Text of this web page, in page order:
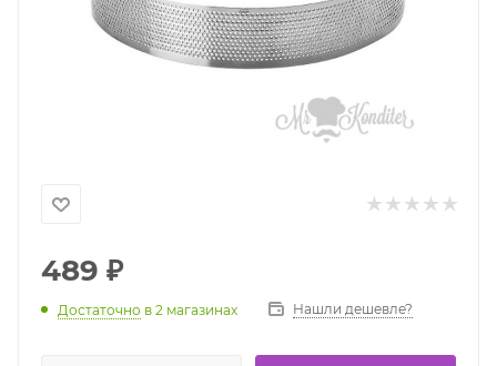
489 ₽
Достаточно в 2 магазинах Нашли дешевле?